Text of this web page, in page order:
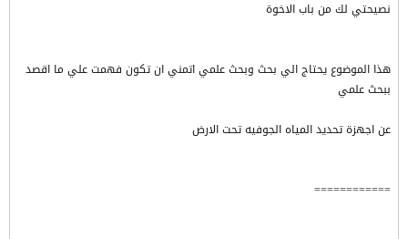
نصيحتي لك من باب الاخوة
هذا الموضوع يحتاج الي بحث وبحث علمي اتمني ان تكون فهمت علي ما اقصد
ببحث علمي
عن اجهزة تحديد المياه الجوفيه تحت الارض
============